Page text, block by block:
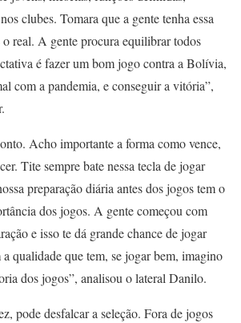
clubes. Tomara que a gente tenha essa
real. A gente procura equilibrar todos
é fazer um bom jogo contra a Bolívia,
com a pandemia, e conseguir a vitória”,
Acho importante a forma como vence,
Tite sempre bate nessa tecla de jogar
preparação diária antes dos jogos tem o
dos jogos. A gente começou com
e isso te dá grande chance de jogar
qualidade que tem, se jogar bem, imagino
dos jogos”, analisou o lateral Danilo.
pode desfalcar a seleção. Fora de jogos